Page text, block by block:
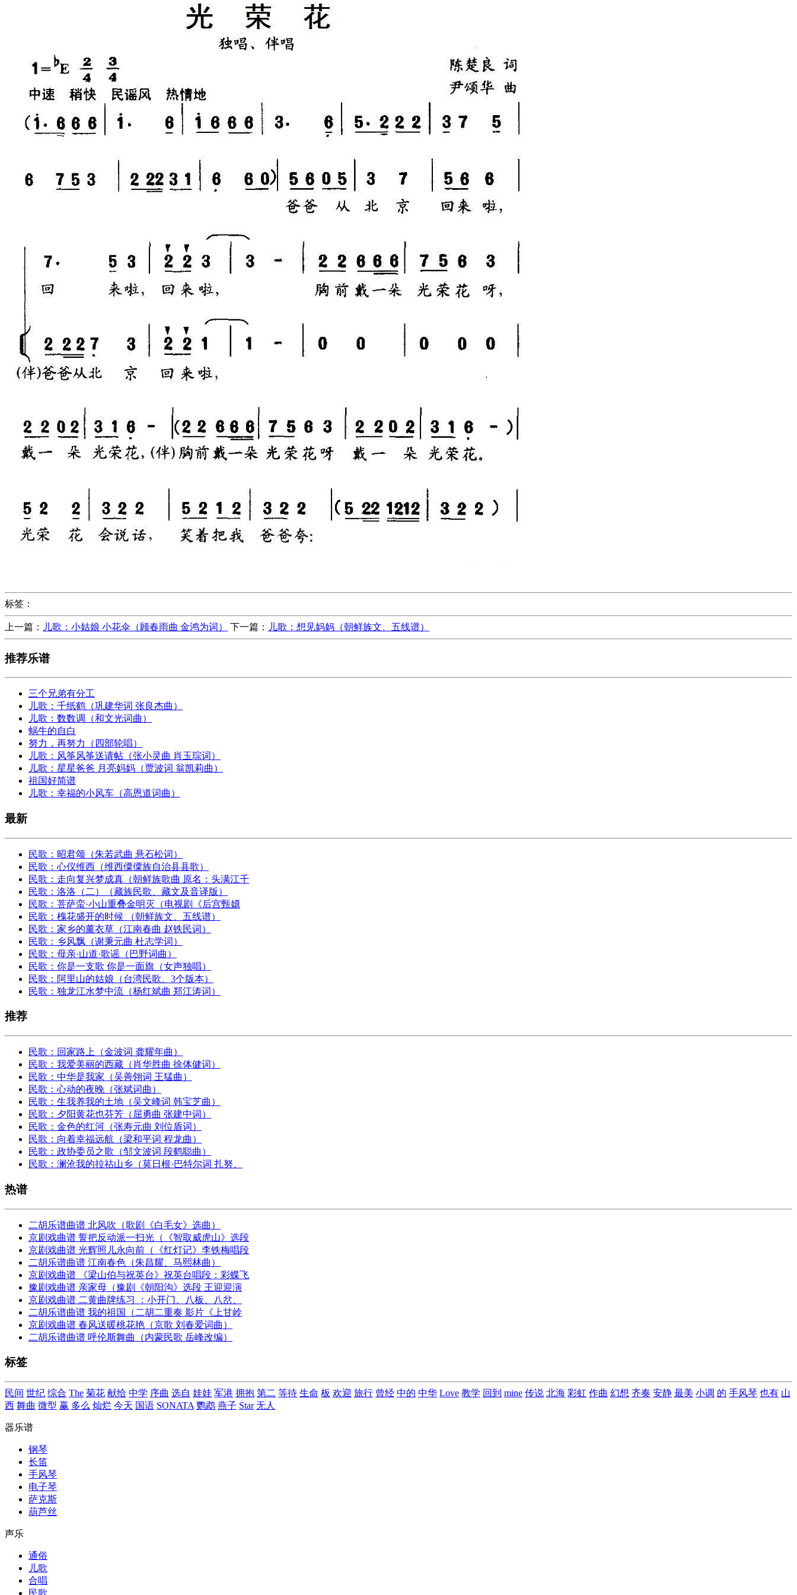
标签：
上一篇： 儿歌：小姑娘 小花伞（顾春雨曲 金鸿为词） 下一篇： 儿歌：想见妈妈（朝鲜族文、五线谱）
推荐乐谱
三个兄弟有分工
儿歌：千纸鹤（巩建华词 张良杰曲）
儿歌：数数调（和文光词曲）
蜗牛的自白
努力，再努力（四部轮唱）
儿歌：风筝风筝送请帖（张小灵曲 肖玉琮词）
儿歌：星星爸爸 月亮妈妈（贾波词 翁凯莉曲）
祖国好简谱
儿歌：幸福的小风车（高恩道词曲）
最新
民歌：昭君颂（朱若武曲 悬石松词）
民歌：心仪维西（维西僳僳族自治县县歌）
民歌：走向复兴梦成真（朝鲜族歌曲 原名：头满江千
民歌：洛洛（二）（藏族民歌、藏文及音译版）
民歌：菩萨蛮·小山重叠金明灭（电视剧《后宫甄嬛
民歌：槐花盛开的时候 （朝鲜族文、五线谱）
民歌：家乡的薰衣草（江南春曲 赵铁民词）
民歌：乡风飘（谢秉元曲 杜志学词）
民歌：母亲·山道·歌谣（巴野词曲）
民歌：你是一支歌 你是一面旗（女声独唱）
民歌：阿里山的姑娘（台湾民歌、3个版本）
民歌：独龙江水梦中流（杨红斌曲 郑江涛词）
推荐
民歌：回家路上（金波词 龚耀年曲）
民歌：我爱美丽的西藏（肖华胜曲 徐体健词）
民歌：中华是我家（吴善翎词 王猛曲）
民歌：心动的夜晚（张斌词曲）
民歌：生我养我的土地（吴文峰词 韩宝芝曲）
民歌：夕阳黄花也芬芳（屈勇曲 张建中词）
民歌：金色的红河（张寿元曲 刘位盾词）
民歌：向着幸福远航（梁和平词 程龙曲）
民歌：政协委员之歌（邹文波词 段鹤聪曲）
民歌：澜沧我的拉祜山乡（莫日根·巴特尔词 扎努、
热谱
二胡乐谱曲谱 北风吹（歌剧《白毛女》选曲）
京剧戏曲谱 誓把反动派一扫光（《智取威虎山》选段
京剧戏曲谱 光辉照儿永向前（《红灯记》李铁梅唱段
二胡乐谱曲谱 江南春色（朱昌耀、马熙林曲）
京剧戏曲谱 《梁山伯与祝英台》祝英台唱段：彩蝶飞
豫剧戏曲谱 亲家母（豫剧《朝阳沟》选段 王迎迎演
京剧戏曲谱 二黄曲牌练习 ：小开门、八板、八岔、
二胡乐谱曲谱 我的祖国（二胡二重奏 影片《上甘岭
京剧戏曲谱 春风送暖桃花艳（京歌 刘春爱词曲）
二胡乐谱曲谱 呼伦斯舞曲（内蒙民歌 岳峰改编）
标签
民间 世纪 综合 The 菊花 献给 中学 序曲 选自 娃娃 军港 拥抱 第二 等待 生命 板 欢迎 旅行 曾经 中的 中华 Love 教学 回到 mine 传说 北海 彩虹 作曲 幻想 齐奏 安静 最美 小调 的 手风琴 也有 山
西 舞曲 微型 赢 多么 灿烂 今天 国语 SONATA 鹦鹉 燕子 Star 无人
器乐谱
钢琴
长笛
手风琴
电子琴
萨克斯
葫芦丝
声乐
通俗
儿歌
合唱
民歌